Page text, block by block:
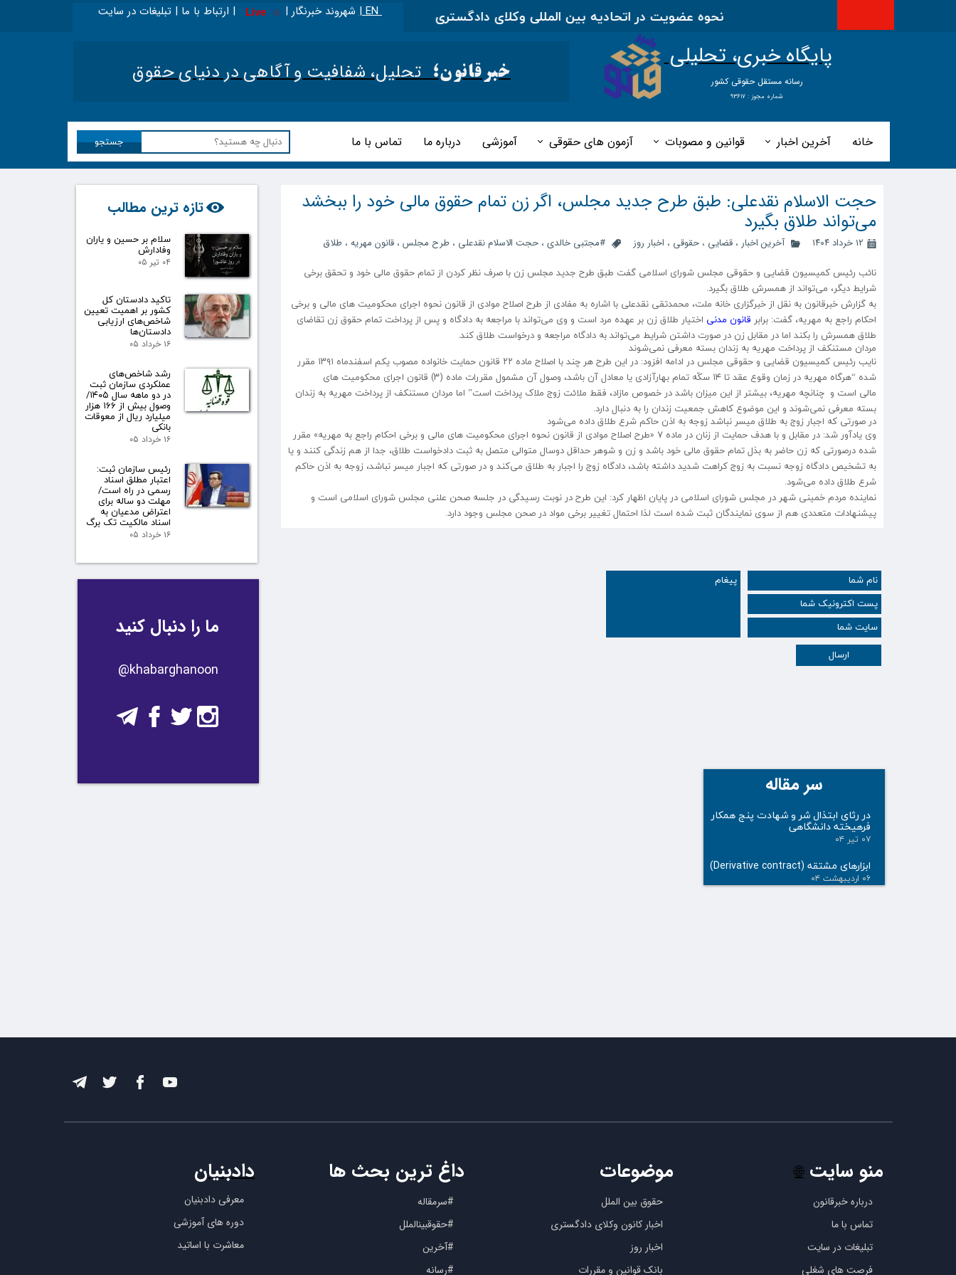
نحوه عضویت در اتحادیه بین المللی وکلای دادگستری| مطالب آموزشی را در اینجا بخوانید - ویژه حقوقدانان|تحلیل اخبار EN | شهروند خبرنگار | | ارتباط با ما | تبلیغات در سایت
Live
پایگاه خبری، تحلیلی
​​​​رسانه مستقل حقوقی کشور
شماره مجوز : ۹۳۶۱۷
خبرقانون؛ تحلیل، شفافیت و آگاهی در دنیای حقوق​​​​​​​
خانه آخرین اخبار قوانین و مصوبات آزمون های حقوقی آموزشی درباره ما تماس با ما جستجو
حجت الاسلام نقدعلی: طبق طرح جدید مجلس، اگر زن تمام حقوق مالی خود را ببخشد
می‌تواند طلاق بگیرد
۱۲ خرداد ۱۴۰۴ آخرین اخبار ، قضایی ، حقوقی ، اخبار روز #مجتبی خالدی ، حجت الاسلام نقدعلی ، طرح مجلس ، قانون مهریه ، طلاق
نائب رئیس کمیسیون قضایی و حقوقی مجلس شورای اسلامی گفت طبق طرح جدید مجلس زن با صرف نظر کردن از تمام حقوق مالی خود و تحقق برخی
شرایط دیگر، می‌تواند از همسرش طلاق بگیرد.
به گزارش خبرقانون به نقل از خبرگزاری خانه ملت، محمدتقی نقدعلی با اشاره به مفادی از طرح اصلاح موادی از قانون نحوه اجرای محکومیت های مالی و برخی
احکام راجع به مهریه، گفت: برابر قانون مدنی اختیار طلاق زن بر عهده مرد است و وی می‌تواند با مراجعه به دادگاه و پس از پرداخت تمام حقوق زن تقاضای
طلاق همسرش را بکند اما در مقابل زن در صورت داشتن شرایط می‌تواند به دادگاه مراجعه و درخواست طلاق کند.
مردان مستنکف از پرداخت مهریه به زندان بسته معرفی نمی‌شوند
نایب رئیس کمیسیون قضایی و حقوقی مجلس در ادامه افزود: در این طرح هر چند با اصلاح ماده ۲۲ قانون حمایت خانواده مصوب یکم اسفندماه ۱۳۹۱ مقرر
شده “هرگاه مهریه در زمان وقوع عقد تا ۱۴ سکّه تمام بهارآزادی یا معادل آن باشد، وصول آن مشمول مقررات ماده (۳) قانون اجرای محکومیت‌ های
مالی است و چنانچه مهریه، بیشتر از این میزان باشد در خصوص مازاد، فقط ملائت زوج ملاک پرداخت است” اما مردان مستنکف از پرداخت مهریه به زندان
بسته معرفی نمی‌شوند و این موضوع کاهش جمعیت زندان را به دنبال دارد.
در صورتی که اجبار زوج به طلاق میسر نباشد زوجه به اذن حاکم شرع طلاق داده می‌شود
وی یادآور شد: در مقابل و با هدف حمایت از زنان در ماده ۷ «طرح اصلاح موادی از قانون نحوه اجرای محکومیت های مالی و برخی احکام راجع به مهریه» مقرر
شده درصورتی که زن حاضر به بذل تمام حقوق مالی خود باشد و زن و شوهر حداقل دوسال متوالی متصل به ثبت دادخواست طلاق، جدا از هم زندگی کنند و یا
به تشخیص دادگاه زوجه نسبت به زوج کراهت شدید داشته باشد، دادگاه زوج را اجبار به طلاق می‌کند و در صورتی که اجبار میسر نباشد، زوجه به اذن حاکم
شرع طلاق داده می‌شود.
نماینده مردم خمینی شهر در مجلس شورای اسلامی در پایان اظهار کرد: این طرح در نوبت رسیدگی در جلسه صحن علنی مجلس شورای اسلامی است و
پیشنهادات متعددی هم از سوی نمایندگان ثبت شده است لذا احتمال تغییر برخی مواد در صحن مجلس وجود دارد.
ارسال
تازه ترین مطالب
سلام بر حسین و یاران
وفادارش
۰۴ تیر ۰۵
تاکید دادستان کل
کشور بر اهمیت تعیین
شاخص‌های ارزیابی
دادستان‌ها
۱۶ خرداد ۰۵
رشد شاخص‌های
عملکردی سازمان ثبت
در دو ماهه سال ۱۴۰۵/
وصول بیش از ۱۶۶ هزار
میلیارد ریال از معوقات
بانکی
۱۶ خرداد ۰۵
رئیس سازمان ثبت:
اعتبار مطلق اسناد
رسمی در راه است/
مهلت دو ساله برای
اعتراض مدعیان به
اسناد مالکیت تک برگ
۱۶ خرداد ۰۵
سر مقاله
در رثای ابتذال شر و شهادت پنج همکار
فرهیخته دانشگاهی
۰۷ تیر ۰۴
ابزارهای مشتقه (Derivative contract)
۰۶ اردیبهشت ۰۴
​​@khabarghanoon
ما را دنبال کنید
درباره خبرقانون
تماس با ما
تبلیغات در سایت
فرصت های شغلی
منو سایت 🌐
معرفی دادبنیان
دوره های آموزشی
معاشرت با اساتید
دادبنیان
حقوق بین الملل
اخبار کانون وکلای دادگستری
اخبار روز
بانک قوانین و مقررات
موضوعات
#سرمقاله
#حقوقبینالملل
#آخرین
#رسانه
داغ ترین بحث ها